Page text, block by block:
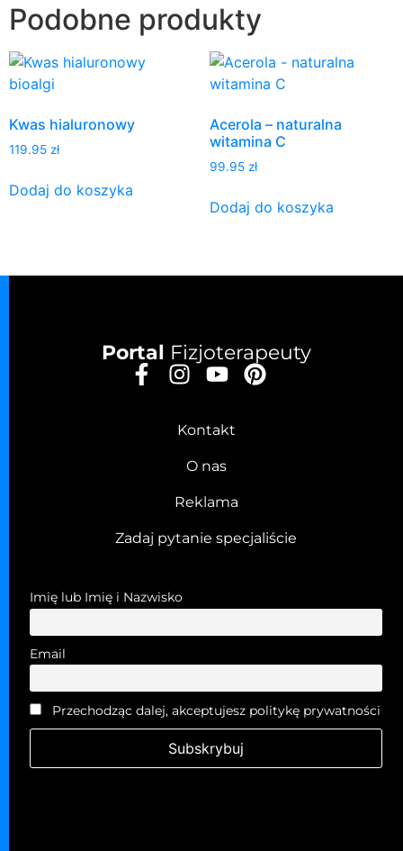
Podobne produkty
Kwas hialuronowy
119.95 zł
Dodaj do koszyka
Acerola – naturalna
witamina C
99.95 zł
Dodaj do koszyka
Portal Fizjoterapeuty
Kontakt
O nas
Reklama
Zadaj pytanie specjaliście
Imię lub Imię i Nazwisko
Email
Przechodząc dalej, akceptujesz politykę prywatności